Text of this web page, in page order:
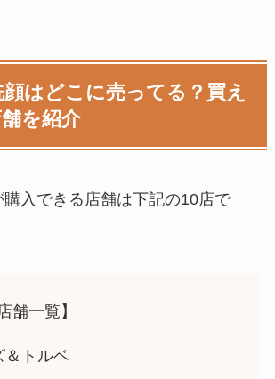
はどこに売ってる？買え
を紹介
購入できる店舗は下記の10店で
舗一覧】
＆トルベ